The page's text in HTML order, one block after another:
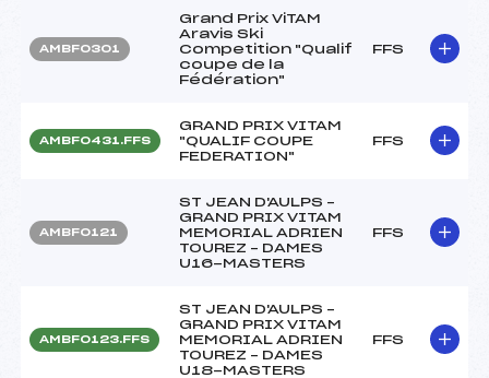
AMBF0301
Grand Prix ViTAM
Aravis Ski
Competition "Qualif
coupe de la
Fédération"
FFS
AMBF0431.FFS
GRAND PRIX VITAM
"QUALIF COUPE
FEDERATION"
FFS
AMBF0121
ST JEAN D'AULPS –
GRAND PRIX VITAM
MEMORIAL ADRIEN
TOUREZ – DAMES
U16-MASTERS
FFS
AMBF0123.FFS
ST JEAN D'AULPS –
GRAND PRIX VITAM
MEMORIAL ADRIEN
TOUREZ – DAMES
U18-MASTERS
FFS